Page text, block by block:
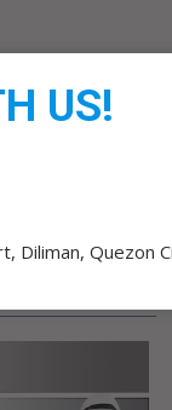
US!
Diliman, Quezon